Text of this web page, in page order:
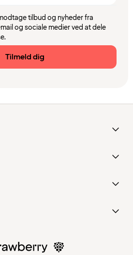
tilbud og nyheder fra
og sociale medier ved at dele
Tilmeld dig